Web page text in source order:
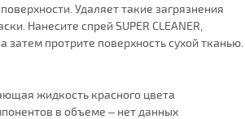
Удаляет такие загрязнения
Нанесите спрей SUPER CLEANER,
затем протрите поверхность сухой тканью.
жидкость красного цвета
в объеме – нет данных